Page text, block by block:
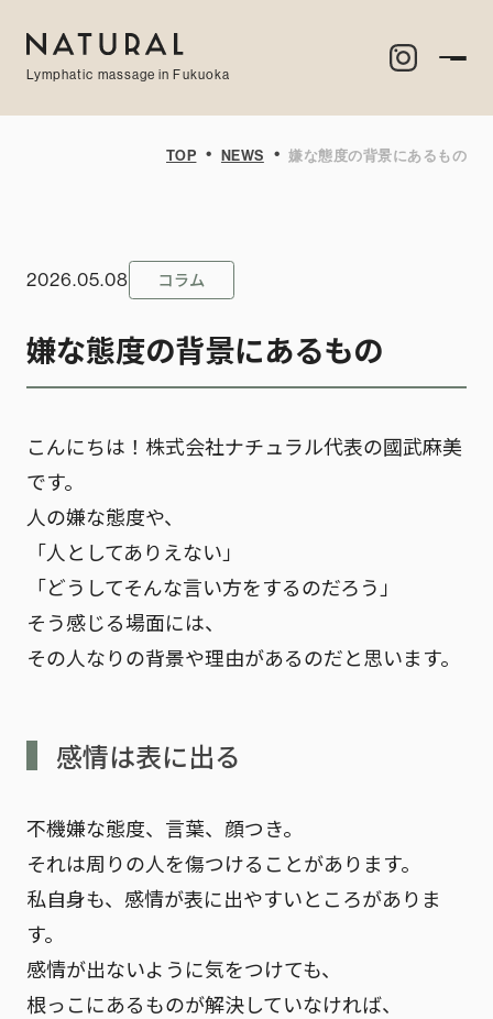
Lymphatic massage in Fukuoka
TOP・ NEWS・嫌な態度の背景にあるもの
2026.05.08 コラム
嫌な態度の背景にあるもの
こんにちは！株式会社ナチュラル代表の國武麻美
です。
人の嫌な態度や、
「人としてありえない」
「どうしてそんな言い方をするのだろう」
そう感じる場面には、
その人なりの背景や理由があるのだと思います。
感情は表に出る
不機嫌な態度、言葉、顔つき。
それは周りの人を傷つけることがあります。
私自身も、感情が表に出やすいところがありま
す。
感情が出ないように気をつけても、
根っこにあるものが解決していなければ、